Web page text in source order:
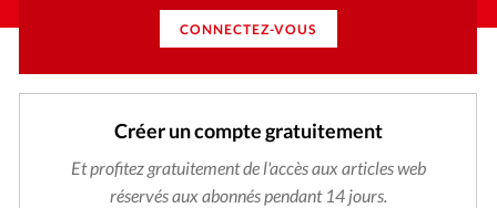
Publireportage
Relations Aujourd'hui
Tour du monde des Eglises
Vécu
Vie Intérieure
CONNECTEZ-VOUS
Créer un compte gratuitement
Et profitez gratuitement de l'accès aux articles web
réservés aux abonnés pendant 14 jours.